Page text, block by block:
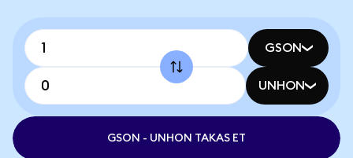
GSON
UNHON
GSON - UNHON TAKAS ET